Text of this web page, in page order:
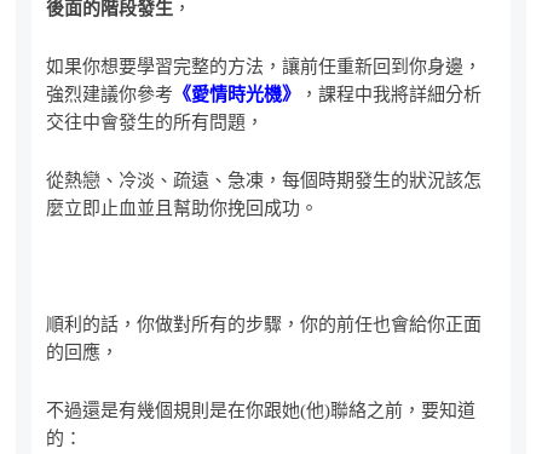
後面的階段發生 ，
如果你想要學習完整的方法，讓前任重新回到你身邊，
強烈建議你參考 《愛情時光機》
，課程中我將詳細分析
交往中會發生的所有問題，
從熱戀、冷淡、疏遠、急凍，每個時期發生的狀況該怎
麼立即止血並且幫助你挽回成功。
順利的話，你做對所有的步驟，你的前任也會給你正面
的回應，
不過還是有幾個規則是在你跟她(他)聯絡之前，要知道
的：